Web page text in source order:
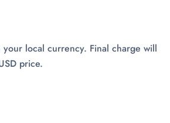
your local currency. Final charge will
price.